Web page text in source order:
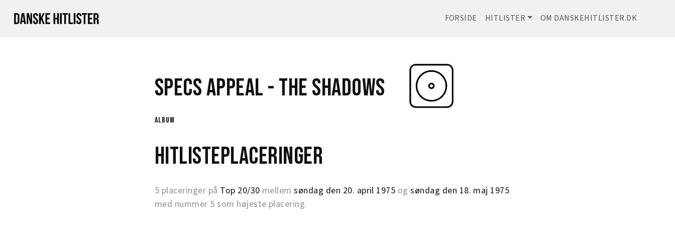
FORSIDE HITLISTER OM DANSKEHITLISTER.DK
Specs Appeal -The Shadows
album
Hitlisteplaceringer
5 placeringer på Top 20/30 mellemsøndag den 20. april 1975 ogsøndag den 18. maj 1975
med nummer 5 som højeste placering.